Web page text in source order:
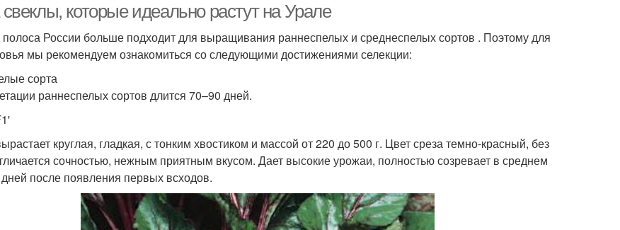
которые идеально растут на Урале
России больше подходит для выращивания раннеспелых и среднеспелых сортов . Поэтому для
мы рекомендуем ознакомиться со следующими достижениями селекции:
сорта
раннеспелых сортов длится 70–90 дней.
круглая, гладкая, с тонким хвостиком и массой от 220 до 500 г. Цвет среза темно-красный, без
сочностью, нежным приятным вкусом. Дает высокие урожаи, полностью созревает в среднем
после появления первых всходов.